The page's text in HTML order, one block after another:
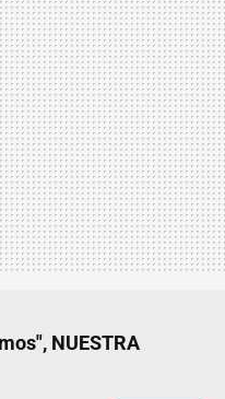
NUESTRA